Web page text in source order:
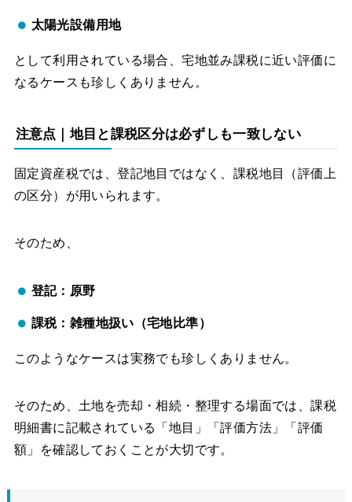
太陽光設備用地
として利用されている場合、宅地並み課税に近い評価に
なるケースも珍しくありません。
注意点｜地目と課税区分は必ずしも一致しない
固定資産税では、登記地目ではなく、課税地目（評価上
の区分）が用いられます。
そのため、
登記：原野
課税：雑種地扱い（宅地比準）
このようなケースは実務でも珍しくありません。
そのため、土地を売却・相続・整理する場面では、課税
明細書に記載されている「地目」「評価方法」「評価
額」を確認しておくことが大切です。